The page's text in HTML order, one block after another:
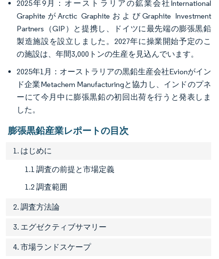
2025年9月：オーストラリアの鉱業会社International
GraphiteがArctic GraphiteおよびGraphite Investment
Partners（GIP）と提携し、ドイツに最先端の膨張黒鉛
製造施設を設立しました。2027年に操業開始予定のこ
の施設は、年間3,000トンの生産を見込んでいます。
2025年1月：オーストラリアの黒鉛生産会社Evionがイン
ド企業Metachem Manufacturingと協力し、インドのプネ
ーにて今月中に膨張黒鉛の初回出荷を行うと発表しま
した。
膨張黒鉛産業レポートの目次
1. はじめに
1.1 調査の前提と市場定義
1.2 調査範囲
2. 調査方法論
3. エグゼクティブサマリー
4. 市場ランドスケープ